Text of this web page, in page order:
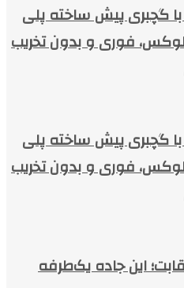
با گچبری پیش ساخته پلی
لوکس، فوری و بدون تخریب
با گچبری پیش ساخته پلی
لوکس، فوری و بدون تخریب
رقابت؛ این جاده یک‌طرفه